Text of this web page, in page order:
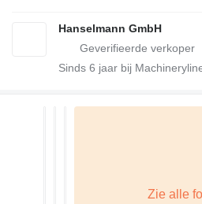
Hanselmann GmbH
Sinds 6 jaar bij